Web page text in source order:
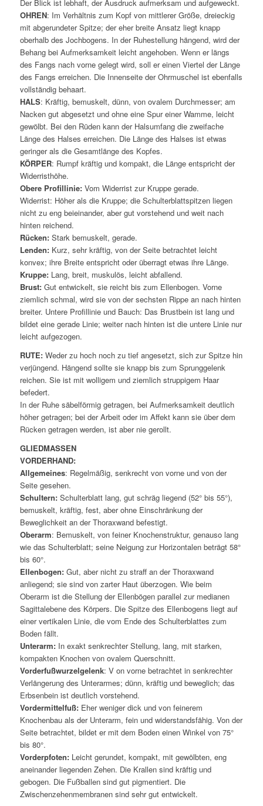
Der Blick ist lebhaft, der Ausdruck aufmerksam und aufgeweckt.
OHREN: Im Verhältnis zum Kopf von mittlerer Größe, dreieckig
mit abgerundeter Spitze; der eher breite Ansatz liegt knapp
oberhalb des Jochbogens. In der Ruhestellung hängend, wird der
Behang bei Aufmerksamkeit leicht angehoben. Wenn er längs
des Fangs nach vorne gelegt wird, soll er einen Viertel der Länge
des Fangs erreichen. Die Innenseite der Ohrmuschel ist ebenfalls
vollständig behaart.
HALS: Kräftig, bemuskelt, dünn, von ovalem Durchmesser; am
Nacken gut abgesetzt und ohne eine Spur einer Wamme, leicht
gewölbt. Bei den Rüden kann der Halsumfang die zweifache
Länge des Halses erreichen. Die Länge des Halses ist etwas
geringer als die Gesamtlänge des Kopfes.
KÖRPER: Rumpf kräftig und kompakt, die Länge entspricht der
Widerristhöhe.
Obere Profillinie:Vom Widerrist zur Kruppe gerade.
Widerrist: Höher als die Kruppe; die Schulterblattspitzen liegen
nicht zu eng beieinander, aber gut vorstehend und weit nach
hinten reichend.
Rücken:Stark bemuskelt, gerade.
Lenden:Kurz, sehr kräftig, von der Seite betrachtet leicht
konvex; ihre Breite entspricht oder überragt etwas ihre Länge.
Kruppe:Lang, breit, muskulös, leicht abfallend.
Brust:Gut entwickelt, sie reicht bis zum Ellenbogen. Vorne
ziemlich schmal, wird sie von der sechsten Rippe an nach hinten
breiter. Untere Profillinie und Bauch: Das Brustbein ist lang und
bildet eine gerade Linie; weiter nach hinten ist die untere Linie nur
leicht aufgezogen.
RUTE:Weder zu hoch noch zu tief angesetzt, sich zur Spitze hin
verjüngend. Hängend sollte sie knapp bis zum Sprunggelenk
reichen. Sie ist mit wolligem und ziemlich struppigem Haar
befedert.
In der Ruhe säbelförmig getragen, bei Aufmerksamkeit deutlich
höher getragen; bei der Arbeit oder im Affekt kann sie über dem
Rücken getragen werden, ist aber nie gerollt.
GLIEDMASSEN
VORDERHAND:
Allgemeines: Regelmäßig, senkrecht von vorne und von der
Seite gesehen.
Schultern:Schulterblatt lang, gut schräg liegend (52° bis 55°),
bemuskelt, kräftig, fest, aber ohne Einschränkung der
Beweglichkeit an der Thoraxwand befestigt.
Oberarm: Bemuskelt, von feiner Knochenstruktur, genauso lang
wie das Schulterblatt; seine Neigung zur Horizontalen beträgt 58°
bis 60°.
Ellenbogen:Gut, aber nicht zu straff an der Thoraxwand
anliegend; sie sind von zarter Haut überzogen. Wie beim
Oberarm ist die Stellung der Ellenbögen parallel zur medianen
Sagittalebene des Körpers. Die Spitze des Ellenbogens liegt auf
einer vertikalen Linie, die vom Ende des Schulterblattes zum
Boden fällt.
Unterarm:In exakt senkrechter Stellung, lang, mit starken,
kompakten Knochen von ovalem Querschnitt.
Vorderfußwurzelgelenk: V on vorne betrachtet in senkrechter
Verlängerung des Unterarmes; dünn, kräftig und beweglich; das
Erbsenbein ist deutlich vorstehend.
Vordermittelfuß:Eher weniger dick und von feinerem
Knochenbau als der Unterarm, fein und widerstandsfähig. Von der
Seite betrachtet, bildet er mit dem Boden einen Winkel von 75°
bis 80°.
Vorderpfoten:Leicht gerundet, kompakt, mit gewölbten, eng
aneinander liegenden Zehen. Die Krallen sind kräftig und
gebogen. Die Fußballen sind gut pigmentiert. Die
Zwischenzehenmembranen sind sehr gut entwickelt.